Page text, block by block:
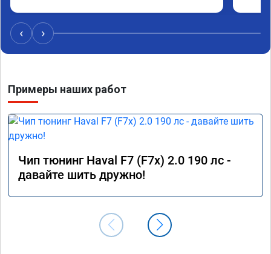
‹ ›
Примеры наших работ
Чип тюнинг Haval F7 (F7x) 2.0 190 лс -
давайте шить дружно!